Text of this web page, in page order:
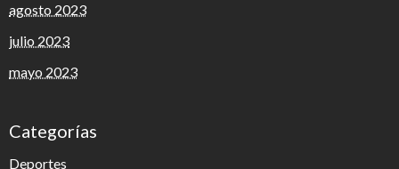
agosto 2023
julio 2023
mayo 2023
Categorías
Deportes